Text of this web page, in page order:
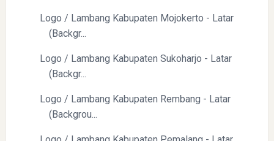
Logo / Lambang Kabupaten Mojokerto - Latar
(Backgr...
Logo / Lambang Kabupaten Sukoharjo - Latar
(Backgr...
Logo / Lambang Kabupaten Rembang - Latar
(Backgrou...